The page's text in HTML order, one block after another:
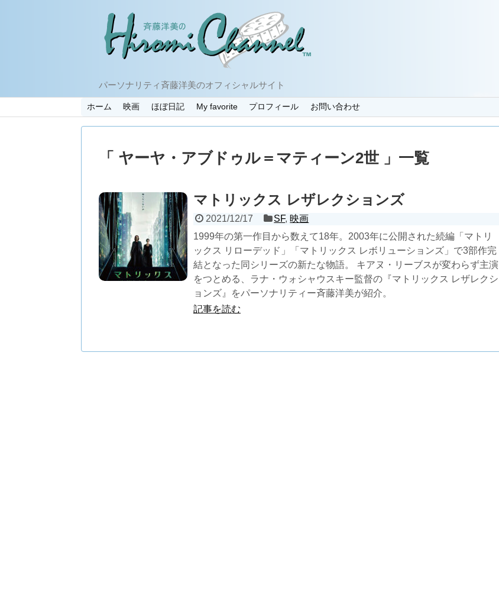
パーソナリティ斉藤洋美のオフィシャルサイト
ホーム 映画 ほぼ日記 My favorite プロフィール お問い合わせ
「 ヤーヤ・アブドゥル＝マティーン2世 」一覧
マトリックス レザレクションズ
2021/12/17 SF, 映画
1999年の第一作目から数えて18年。2003年に公開された続編「マトリ
ックス リローデッド」「マトリックス レボリューションズ」で3部作完
結となった同シリーズの新たな物語。 キアヌ・リーブスが変わらず主演
をつとめる、ラナ・ウォシャウスキー監督の『マトリックス レザレクシ
ョンズ』をパーソナリティー斉藤洋美が紹介。
記事を読む